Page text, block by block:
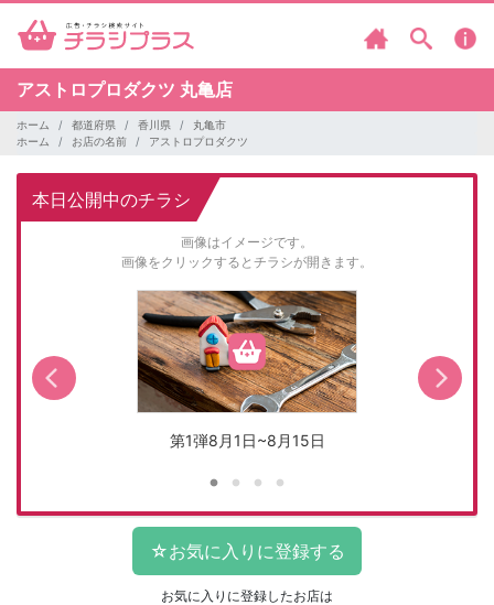
アストロプロダクツ 丸亀店
ホーム 都道府県 香川県
丸亀市
ホーム
お店の名前 アストロプロダクツ
本日公開中のチラシ
画像はイメージです。
画像をクリックするとチラシが開きます。
第1弾8月1日~8月15日
お気に入りに登録したお店は